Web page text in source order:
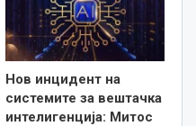
Нов инцидент на
системите за вештачка
интелигенција: Митос